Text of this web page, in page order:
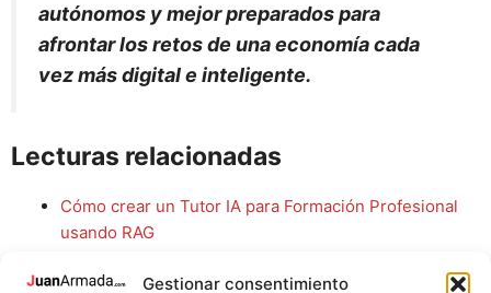
Gestionar consentimiento
autónomos y mejor preparados para
afrontar los retos de una economía cada
vez más digital e inteligente.
Lecturas relacionadas
Cómo crear un Tutor IA para Formación Profesional
usando RAG
cambiar la educación